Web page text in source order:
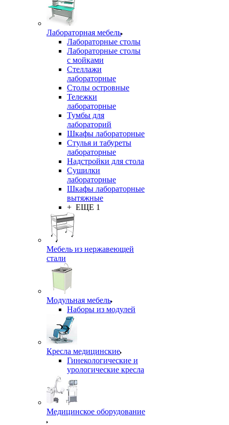
Лабораторная мебель
Лабораторные столы
Лабораторные столы
с мойками
Стеллажи
лабораторные
Столы островные
Тележки
лабораторные
Тумбы для
лабораторий
Шкафы лабораторные
Стулья и табуреты
лабораторные
Надстройки для стола
Сушилки
лабораторные
Шкафы лабораторные
вытяжные
+ ЕЩЕ 1
Мебель из нержавеющей
стали
Модульная мебель
Наборы из модулей
Кресла медицинские
Гинекологические и
урологические кресла
Медицинское оборудование